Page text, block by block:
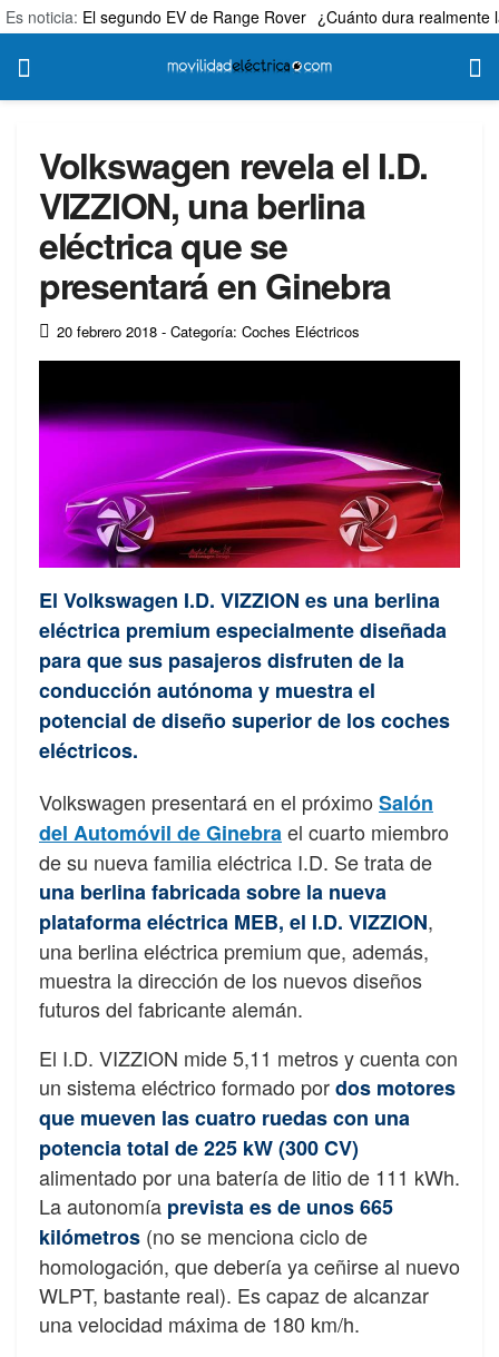
Es noticia: El segundo EV de Range Rover ¿Cuánto dura realmente
Volkswagen revela el I.D.
VIZZION, una berlina
eléctrica que se
presentará en Ginebra
20 febrero 2018 - Categoría: Coches Eléctricos
El Volkswagen I.D. VIZZION es una berlina
eléctrica premium especialmente diseñada
para que sus pasajeros disfruten de la
conducción autónoma y muestra el
potencial de diseño superior de los coches
eléctricos.
Volkswagen presentará en el próximo Salón
del Automóvil de Ginebrael cuarto miembro
de su nueva familia eléctrica I.D. Se trata de
una berlina fabricada sobre la nueva
plataforma eléctrica MEB, el I.D. VIZZION,
una berlina eléctrica premium que, además,
muestra la dirección de los nuevos diseños
futuros del fabricante alemán.
El I.D. VIZZION mide 5,11 metros y cuenta con
un sistema eléctrico formado pordos motores
que mueven las cuatro ruedas con una
potencia total de 225 kW (300 CV)
alimentado por una batería de litio de 111 kWh.
La autonomía prevista es de unos 665
kilómetros (no se menciona ciclo de
homologación, que debería ya ceñirse al nuevo
WLPT, bastante real). Es capaz de alcanzar
una velocidad máxima de 180 km/h.